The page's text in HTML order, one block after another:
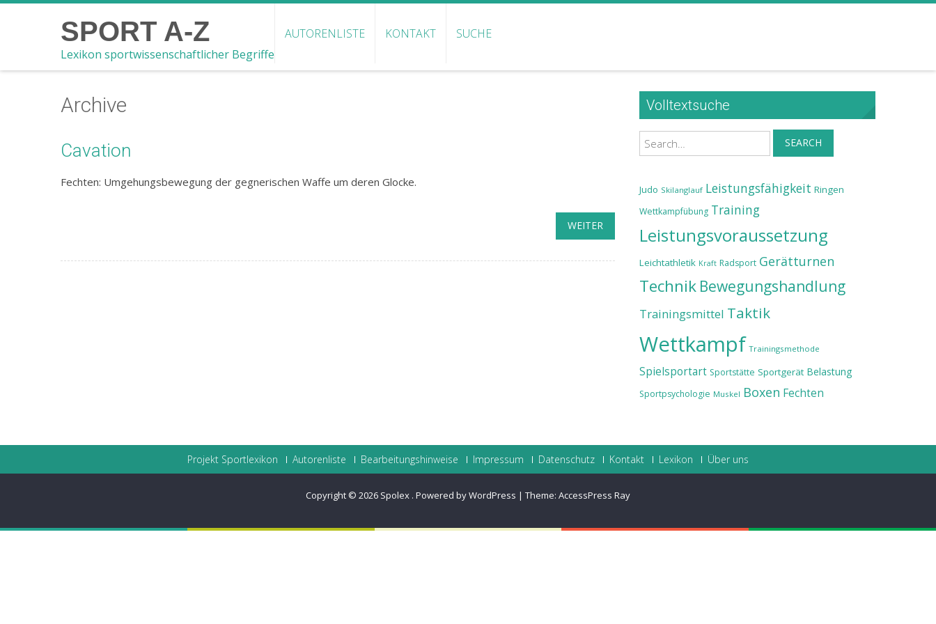
SPORT A-Z
Lexikon sportwissenschaftlicher Begriffe
AUTORENLISTE KONTAKT SUCHE
Archive
Cavation
Fechten: Umgehungsbewegung der gegnerischen Waffe um deren Glocke.
WEITER
Volltextsuche
Search SEARCH
Judo Skilanglauf Leistungsfähigkeit Ringen
Wettkampfübung Training
Leistungsvoraussetzung
Leichtathletik Kraft Radsport Gerätturnen
Technik Bewegungshandlung
Trainingsmittel Taktik
Wettkampf Trainingsmethode
Spielsportart Sportstätte Sportgerät Belastung
Sportpsychologie Muskel Boxen Fechten
Projekt Sportlexikon Autorenliste Bearbeitungshinweise Impressum Datenschutz Kontakt Lexikon Über uns
Copyright © 2026 Spolex . Powered by WordPress | Theme: AccessPress Ray